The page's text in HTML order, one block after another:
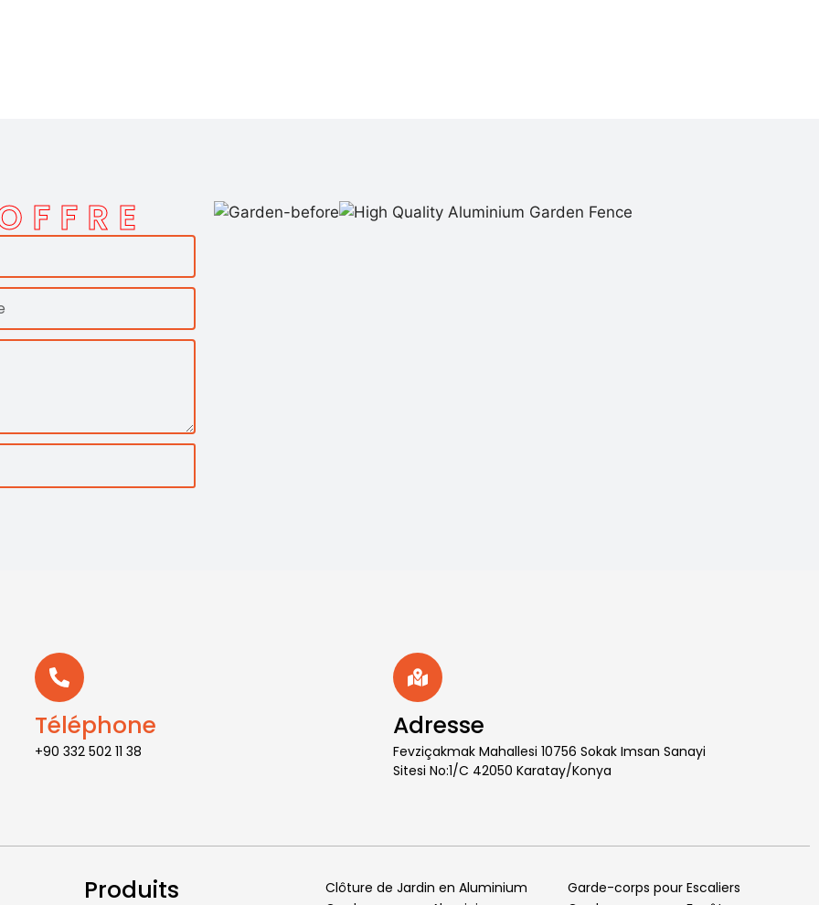
Téléphone
+90 332 502 11 38
Adresse
Fevziçakmak Mahallesi 10756 Sokak Imsan Sanayi
Sitesi No:1/C 42050 Karatay/Konya
Produits
Clôture de Jardin en Aluminium
Garde-corps pour Escaliers